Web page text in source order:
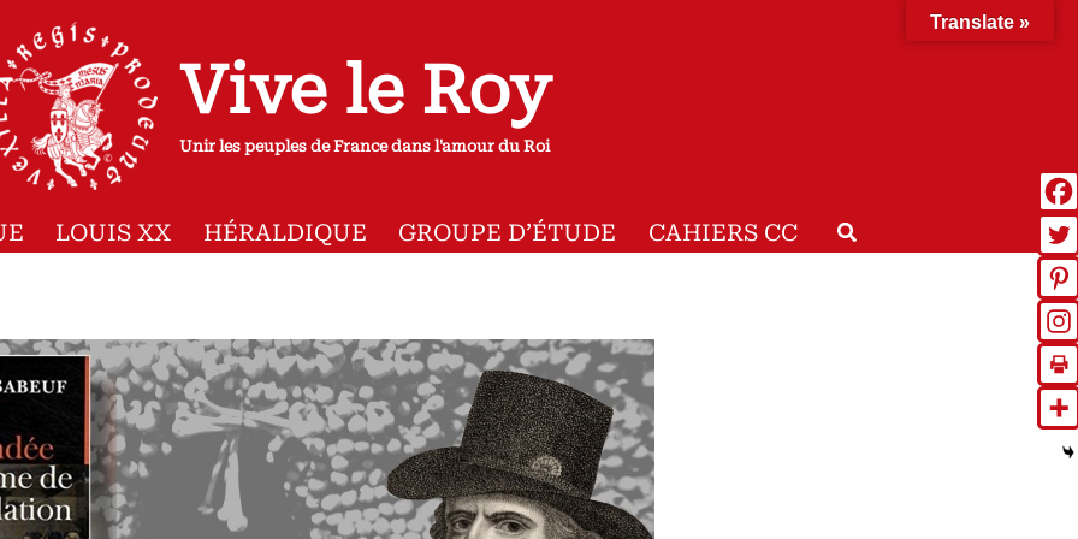
Vive le Roy
Unir les peuples de France dans l'amour du Roi
LOUIS XX HÉRALDIQUE GROUPE D’ÉTUDE CAHIERS CC Rechercher
Translate »